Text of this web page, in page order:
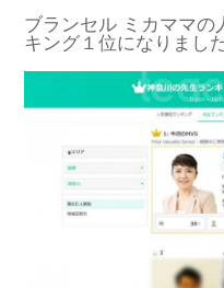
ブランセル ミカママの
キング１位になりまし